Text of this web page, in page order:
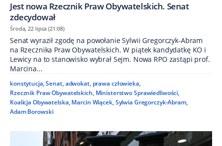
Jest nowa Rzecznik Praw Obywatelskich. Senat
zdecydował
Środa, 22 lipca (21:08)
Senat wyraził zgodę na powołanie Sylwii Gregorczyk-Abram
na Rzecznika Praw Obywatelskich. W piątek kandydatkę KO i
Lewicy na to stanowisko wybrał Sejm. Nowa RPO zastąpi prof.
Marcina...
konstytucja,Senat,adwokat, prawa człowieka,
Rzecznik Praw Obywatelskich, Ministerstwo Sprawiedliwości,
Koalicja Obywatelska, Marcin Wiącek,Sylwia Gregorczyk-Abram,
Adam Borowski